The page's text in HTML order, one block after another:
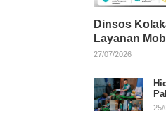
Dinsos
Layanan
Gratis bagi
27/07/2026
25/